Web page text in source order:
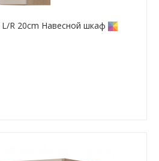
L/R 20cm Навесной шкаф